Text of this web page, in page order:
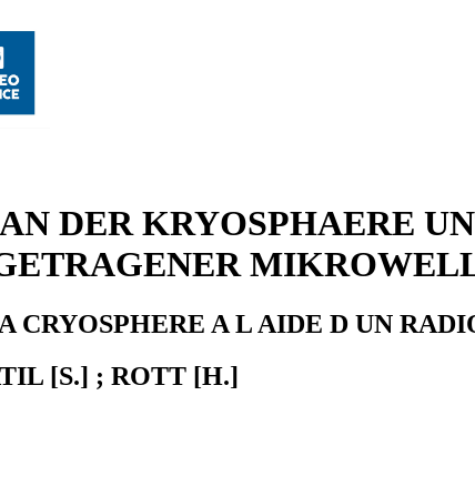
DER KRYOSPHAERE
CRYOSPHERE A L AIDE D UN
[S.] ; ROTT [H.]